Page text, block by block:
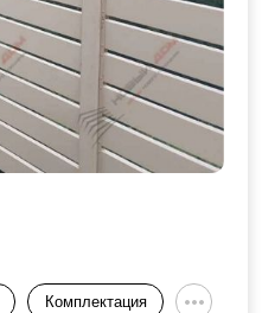
Комплектация